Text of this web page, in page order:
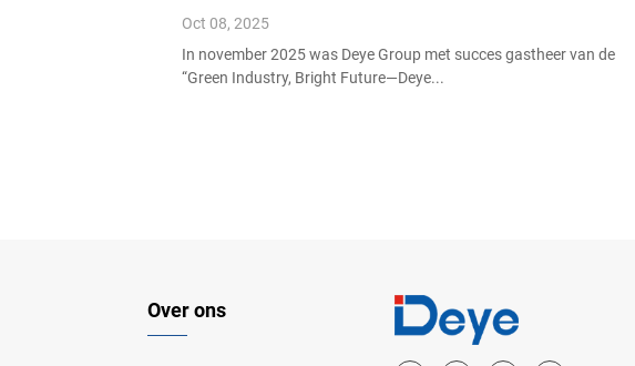
Oct 08, 2025
In november 2025 was Deye Group met succes gastheer van de
“Green Industry, Bright Future—Deye...
Over ons